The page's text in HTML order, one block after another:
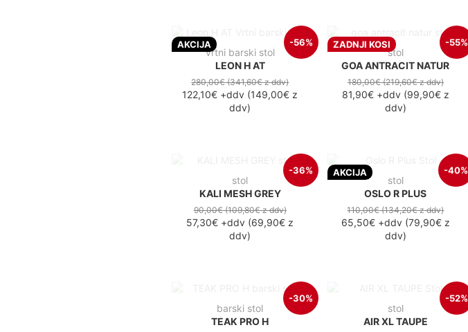
AKCIJA -56%
vrtni barski stol
LEON H AT
280,00€(341,60€z ddv)
122,10€ +ddv (149,00€ z
ddv)
ZADNJI KOSI -55%
stol
GOA ANTRACIT NATUR
180,00€(219,60€z ddv)
81,90€+ddv(99,90€z
ddv)
-36%
stol
KALI MESH GREY
90,00€(109,80€z ddv)
57,30€ +ddv (69,90€ z
ddv)
AKCIJA -40%
stol
OSLO R PLUS
110,00€(134,20€z ddv)
65,50€+ddv(79,90€z
ddv)
-30%
barski stol
TEAK PRO H
-52%
stol
AIR XL TAUPE